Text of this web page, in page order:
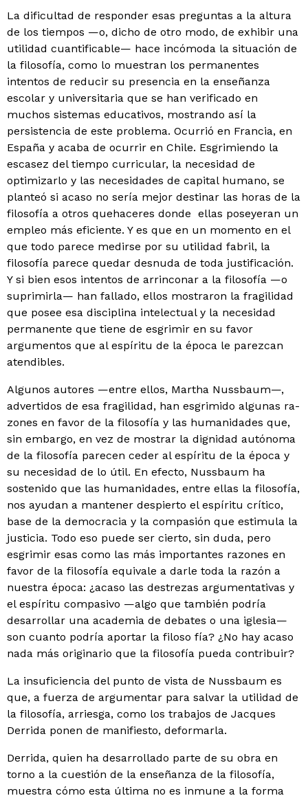
La dificultad de responder esas preguntas a la altura
de los tiempos —o, dicho de otro modo, de exhibir una
utilidad cuantificable— hace incómoda la situación de
la filosofía, como lo muestran los permanentes
intentos de reducir su presencia en la enseñanza
escolar y universita­ria que se han verificado en
muchos sistemas educativos, mostrando así la
persistencia de este problema. Ocurrió en Francia, en
España y acaba de ocurrir en Chile. Es­grimiendo la
escasez del tiempo curricular, la necesidad de
optimizarlo y las necesidades de capital humano, se
planteó si acaso no sería mejor destinar las horas de la
filosofía a otros quehaceres donde ellas poseyeran un
empleo más eficiente. Y es que en un momento en el
que todo parece medirse por su utilidad fabril, la
filosofía pa­rece quedar desnuda de toda justificación.
Y si bien esos intentos de arrinconar a la filosofía —o
suprimirla— han fallado, ellos mostraron la fragilidad
que posee esa dis­ciplina intelectual y la necesidad
permanente que tiene de esgrimir en su favor
argumentos que al espíritu de la época le parezcan
atendibles.
Algunos autores —entre ellos, Martha Nussbaum—,
advertidos de esa fragilidad, han esgrimido algunas ra­
zones en favor de la filosofía y las humanidades que,
sin embargo, en vez de mostrar la dignidad autónoma
de la filosofía parecen ceder al espíritu de la época y
su nece­sidad de lo útil. En efecto, Nussbaum ha
sostenido que las humanidades, entre ellas la filosofía,
nos ayudan a mantener despierto el espíritu crítico,
base de la demo­cracia y la compasión que estimula la
justicia. Todo eso puede ser cierto, sin duda, pero
esgrimir esas como las más importantes razones en
favor de la filosofía equivale a darle toda la razón a
nuestra época: ¿acaso las des­trezas argumentativas y
el espíritu compasivo —algo que también podría
desarrollar una academia de deba­tes o una iglesia—
son cuanto podría aportar la filoso fía? ¿No hay acaso
nada más originario que la filosofía pueda contribuir?
La insuficiencia del punto de vista de Nussbaum es
que, a fuerza de argumentar para salvar la utilidad de
la filosofía, arriesga, como los trabajos de Jacques
Derrida ponen de manifiesto, deformarla.
Derrida, quien ha desarrollado parte de su obra en
torno a la cuestión de la enseñanza de la filosofía,
mues­tra cómo esta última no es inmune a la forma